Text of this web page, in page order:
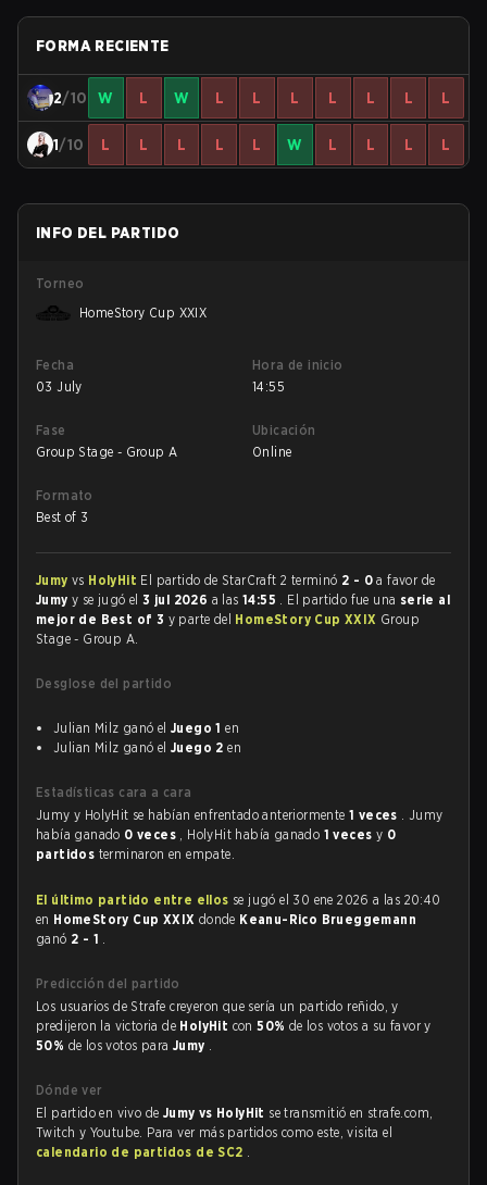
FORMA RECIENTE
2/10 W L W L L L L L L L
1/10 L L L L L W L L L L
INFO DEL PARTIDO
Torneo
HomeStory Cup XXIX
Fecha
03 July
Hora de inicio
14:55
Fase
Group Stage - Group A
Ubicación
Online
Formato
Best of 3
Jumy vs HolyHit El partido de StarCraft 2 terminó 2 - 0 a favor de
Jumy y se jugó el3 jul 2026 a las14:55 . El partido fue una serie al
mejor de Best of 3 y parte del HomeStory Cup XXIX Group
Stage - Group A.
Desglose del partido
Julian Milz ganó el Juego 1 en
Julian Milz ganó el Juego 2 en
Estadísticas cara a cara
Jumy y HolyHit se habían enfrentado anteriormente 1 veces . Jumy
había ganado 0 veces , HolyHit había ganado 1 veces y 0
partidos terminaron en empate.
El último partido entre ellos se jugó el 30 ene 2026 a las 20:40
en HomeStory Cup XXIX donde Keanu-Rico Brueggemann
ganó 2 - 1 .
Predicción del partido
Los usuarios de Strafe creyeron que sería un partido reñido, y
predijeron la victoria de HolyHit con50% de los votos a su favor y
50% de los votos para Jumy .
Dónde ver
El partido en vivo de Jumy vs HolyHit se transmitió en strafe.com,
Twitch y Youtube. Para ver más partidos como este, visita el
calendario de partidos de SC2 .